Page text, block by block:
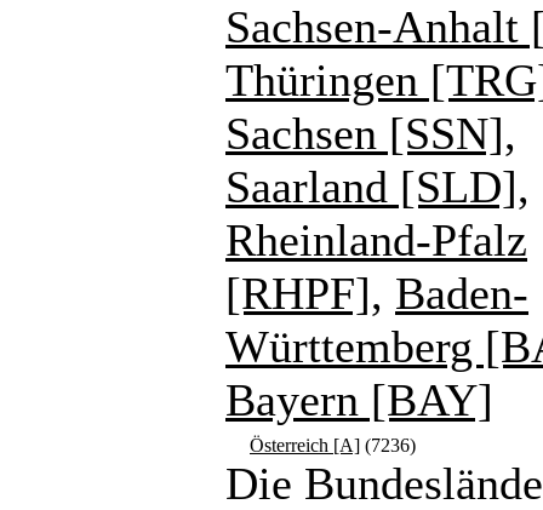
Sachsen-Anhalt
Thüringen
Sachsen [SSN],
Saarland [SLD],
Rheinland-Pfalz
[RHPF], Baden-
Württemberg
Bayern [BAY]
Österreich [A] (7236)
Die